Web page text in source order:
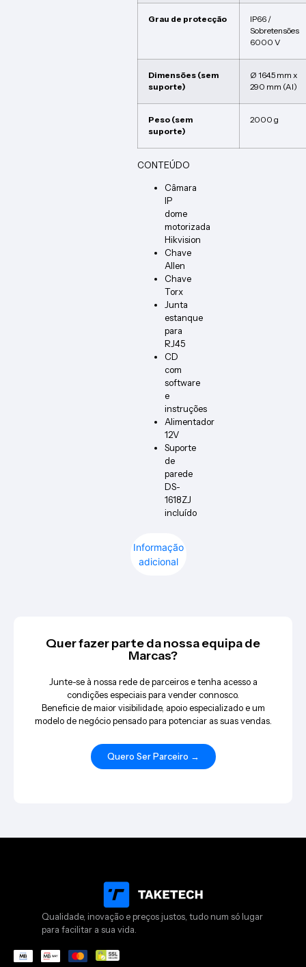
Informação
adicional
Grau de protecção
IP66 /
Sobretensões
6000 V
Dimensões (sem
suporte)
Ø 164.5 mm x
290 mm (Al)
Peso (sem
suporte)
2000 g
CONTEÚDO
Câmara
IP
dome
motorizada
Hikvision
Chave
Allen
Chave
Torx
Junta
estanque
para
RJ45
CD
com
software
e
instruções
Alimentador
12V
Suporte
de
parede
DS-
1618ZJ
incluído
Quer fazer parte da nossa equipa de
Marcas?
Junte-se à nossa rede de parceiros e tenha acesso a
condições especiais para vender connosco.
Beneficie de maior visibilidade, apoio especializado e um
modelo de negócio pensado para potenciar as suas vendas.
Quero Ser Parceiro →
Qualidade, inovação e preços justos, tudo num só lugar
para facilitar a sua vida.